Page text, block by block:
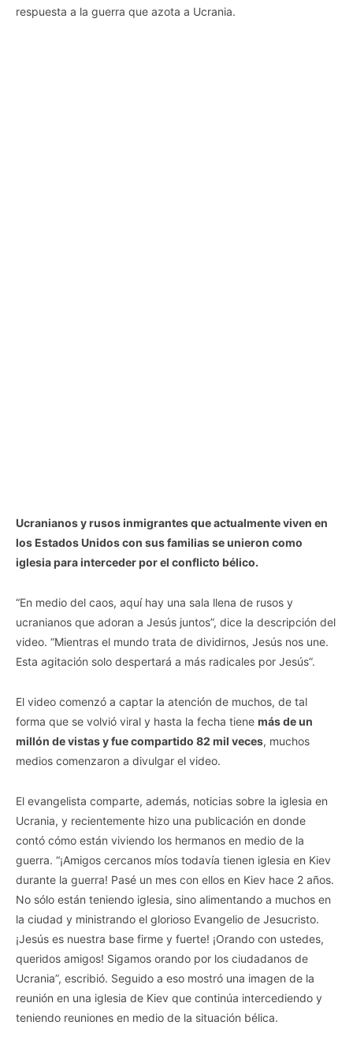
respuesta a la guerra que azota a Ucrania.
Ucranianos y rusos inmigrantes que actualmente viven en
los Estados Unidos con sus familias se unieron como
iglesia para interceder por el conflicto bélico.
“En medio del caos, aquí hay una sala llena de rusos y
ucranianos que adoran a Jesús juntos”, dice la descripción del
video. “Mientras el mundo trata de dividirnos, Jesús nos une.
Esta agitación solo despertará a más radicales por Jesús”.
El video comenzó a captar la atención de muchos, de tal
forma que se volvió viral y hasta la fecha tiene más de un
millón de vistas y fue compartido 82 mil veces, muchos
medios comenzaron a divulgar el video.
El evangelista comparte, además, noticias sobre la iglesia en
Ucrania, y recientemente hizo una publicación en donde
contó cómo están viviendo los hermanos en medio de la
guerra. “¡Amigos cercanos míos todavía tienen iglesia en Kiev
durante la guerra! Pasé un mes con ellos en Kiev hace 2 años.
No sólo están teniendo iglesia, sino alimentando a muchos en
la ciudad y ministrando el glorioso Evangelio de Jesucristo.
¡Jesús es nuestra base firme y fuerte! ¡Orando con ustedes,
queridos amigos! Sigamos orando por los ciudadanos de
Ucrania”, escribió. Seguido a eso mostró una imagen de la
reunión en una iglesia de Kiev que continúa intercediendo y
teniendo reuniones en medio de la situación bélica.